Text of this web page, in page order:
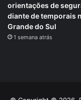
orientações de
diante de temporais
Grande do Sul
1 semana atrás